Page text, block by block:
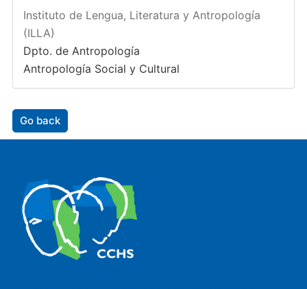
Instituto de Lengua, Literatura y Antropología
(ILLA)
Dpto. de Antropología
Antropología Social y Cultural
Go back